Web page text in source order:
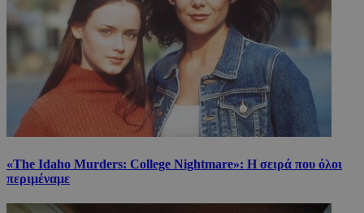
«The Idaho Murders: College Nightmare»: Η σειρά που όλοι
περιμέναμε